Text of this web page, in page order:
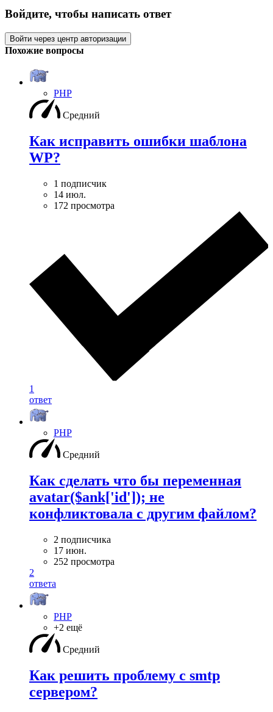
Войдите, чтобы написать ответ
Войти через центр авторизации
Похожие вопросы
PHP
Средний
Как исправить ошибки шаблона
WP?
1 подписчик
14 июл.
172 просмотра
1
ответ
PHP
Средний
Как сделать что бы переменная
avatar($ank['id']); не
конфликтовала с другим файлом?
2 подписчика
17 июн.
252 просмотра
2
ответа
PHP
+2 ещё
Средний
Как решить проблему с smtp
сервером?